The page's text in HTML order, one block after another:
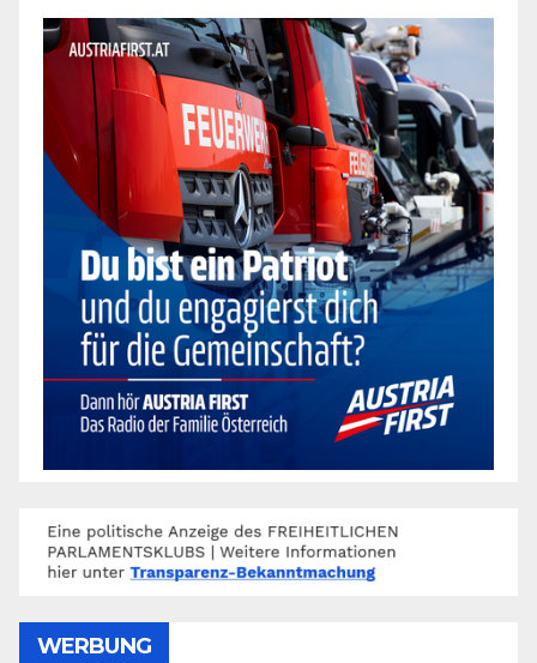
WERBUNG